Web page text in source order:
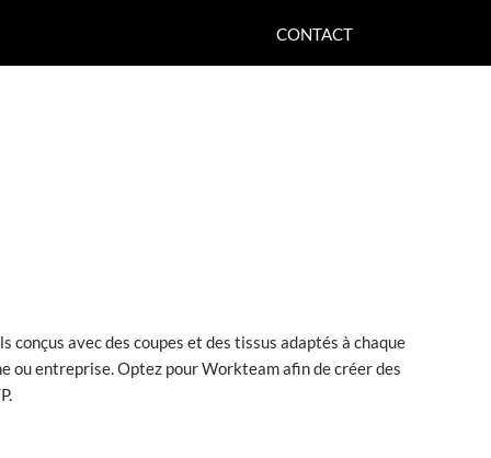
CONTACT
avec des coupes et des tissus adaptés à chaque
ou entreprise. Optez pour Workteam afin de créer des